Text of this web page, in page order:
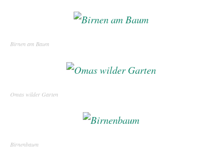
Birnen am Baum
Omas wilder Garten
Birnenbaum